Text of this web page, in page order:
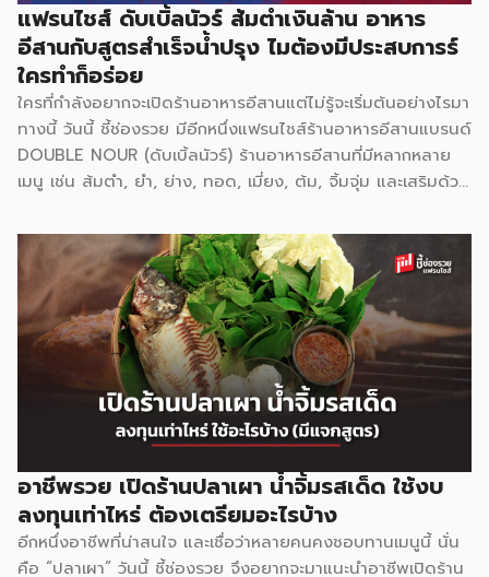
แฟรนไชส์ ดับเบิ้ลนัวร์ ส้มตำเงินล้าน อาหาร
อีสานกับสูตรสำเร็จน้ำปรุง ไมต้องมีประสบการร์
ใครทำก็อร่อย
ใครที่กำลังอยากจะเปิดร้านอาหารอีสานแต่ไม่รู้จะเริ่มต้นอย่างไรมา
ทางนี้ วันนี้ ชี้ช่องรวย มีอีกหนึ่งแฟรนไชส์ร้านอาหารอีสานแบรนด์
DOUBLE NOUR (ดับเบิ้ลนัวร์) ร้านอาหารอีสานที่มีหลากหลาย
เมนู เช่น ส้มตำ, ยำ, ย่าง, ทอด, เมี่ยง, ต้ม, จิ้มจุ่ม และเสริมด้วย
ลูกค้าได้อย่างครอบคลุม ที่ปัจจุบันขยายสาขาไปแล้วเกือบ 10
สาขา แฟรนไชส์ ดับเบิ้ลนัวร์ ยึดมั่นในคอนเซ็ป ใครทำ ใครตำ ก็
อร่อย ด้วยน้ำปรุงสำเร็จ สูตรเฉพาะกว่า 20 น้ำปรุง เช่น น้ำตำ
น้ำยำ น้ำต้ม น้ำจิ้มต่างๆ ช่วยให้สามารถปรุงอาหารได้ง่าย ลดขั้น
ตอนการทำ รสชาติเป็นมาตรฐานเดียวกันทุกครั้ง ไม่จำเป็นต้องใช้
เชฟมืออาชีพก็สามารถทำได้ ตอบโจทย์ได้เป็นอย่างดีสำหรับการ
เปิดร้านอาหารหมดกังวลเรื่องขาดพ่อครัวแม่ครัว สำหรับรูปแบบ
การลงทุนแฟรนไชส์ ดับเบิ้ลนัวร์ มีให้เลือกถึง 3 รูปแบบ แฟรน
ไชส์ Size S ราคา 149,000 บาท รูปแบบสำหรับ […]
อาชีพรวย เปิดร้านปลาเผา น้ำจิ้มรสเด็ด ใช้งบ
ลงทุนเท่าไหร่ ต้องเตรียมอะไรบ้าง
อีกหนึ่งอาชีพที่น่าสนใจ และเชื่อว่าหลายคนคงชอบทานเมนูนี้ นั่น
คือ “ปลาเผา” วันนี้ ชี้ช่องรวย จึงอยากจะมาแนะนำอาชีพเปิดร้าน